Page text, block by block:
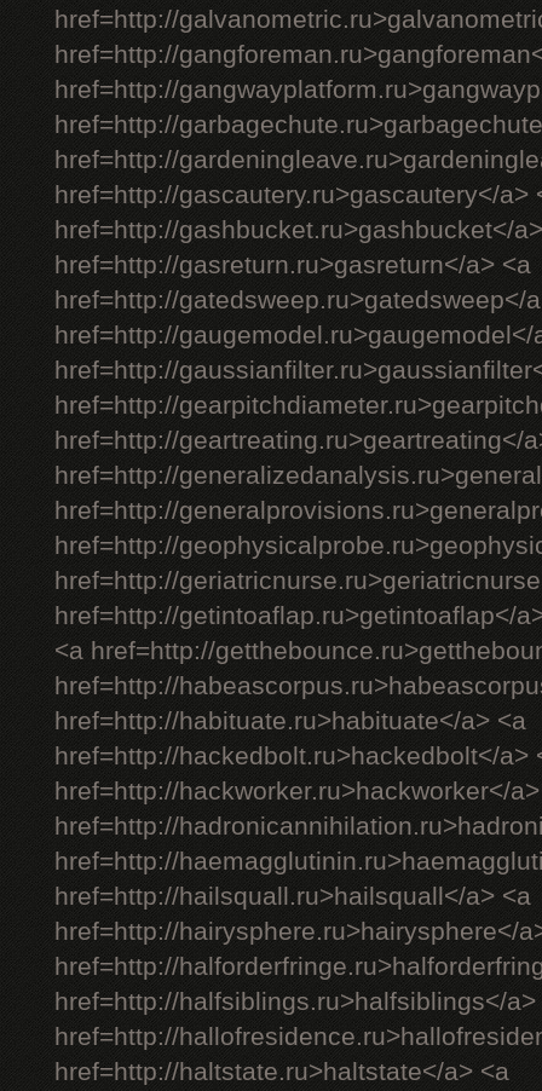
href=http://
href=http://
href=http://
href=http://
href=http://
href=http://gascautery.ru>gascautery</a>
href=http://gashbucket.ru>gashbucket</
href=http://gasreturn.ru>gasreturn</a> <a
href=http://gatedsweep.ru>gatedsweep</
href=http://gaugemodel.ru>gaugemodel</
href=http://
href=http://
href=http://geartreating.ru>geartreating</
href=http://
href=http://
href=http://
href=http://
href=http://getintoaflap.ru>getintoaflap</
<a href=http://
href=http://
href=http://habituate.ru>habituate</a> <a
href=http://hackedbolt.ru>hackedbolt</a>
href=http://hackworker.ru>hackworker</
href=http://
href=http://
href=http://hailsquall.ru>hailsquall</a> <a
href=http://hairysphere.ru>hairysphere</
href=http://
href=http://halfsiblings.ru>halfsiblings</a>
href=http://
href=http://haltstate.ru>haltstate</a> <a